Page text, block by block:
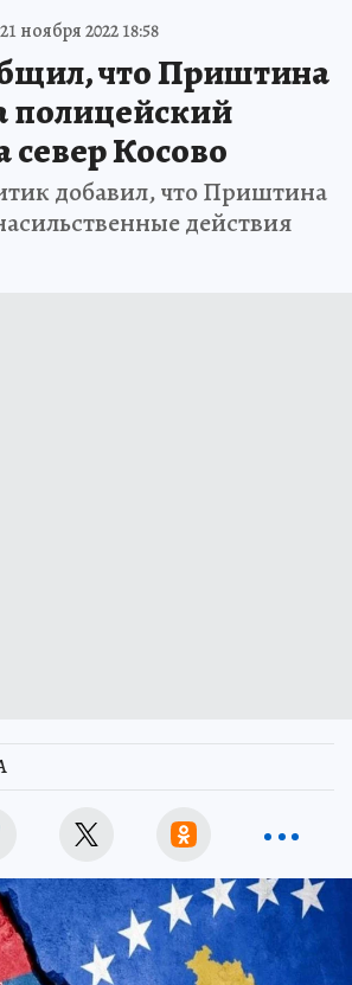
21 ноября 2022 18:58
что Приштина
полицейский
север Косово
добавил, что Приштина
действия